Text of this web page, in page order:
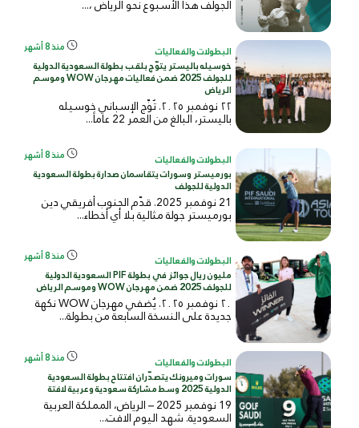
الجولف هذا الأسبوع نحو الرياض ،...
البطولات والفعاليات منذ 8 أشهر
خوسيله باليستر يتوّج بلقب بطولة السعودية الدولية
للجولف 2025 ضمن فعاليات مهرجان WOW وموسم
الرياض
٢٢ نوفمبر ٢٠٢٥. تُوِّج الإسباني خوسيله
باليستر، البالغ من العمر 22 عاماً...
البطولات والفعاليات منذ 8 أشهر
بورميستر وسورات يتقاسمان صدارة بطولة السعودية
الدولية للجولف
21 نوفمبر 2025. قدّم الجنوب أفريقي دين
بورميستر جولة مثالية بلا أي أخطاء...
البطولات والفعاليات منذ 8 أشهر
مليون ريال جوائز في بطولة PIF السعودية الدولية
للجولف 2025 ضمن مهرجان WOW وموسم الرياض
٢٠ نوفمبر ٢٠٢٥. يُضفي مهرجان WOW نكهة
جديدة على النسخة السابعة من بطولة...
البطولات والفعاليات منذ 8 أشهر
سورات وميرونك يتصدّران افتتاح بطولة السعودية
الدولية 2025 وسط مشاركة سعودية وعربية لافتة
19 نوفمبر 2025 – الرياض، المملكة العربية
السعودية. شهد اليوم الافت...